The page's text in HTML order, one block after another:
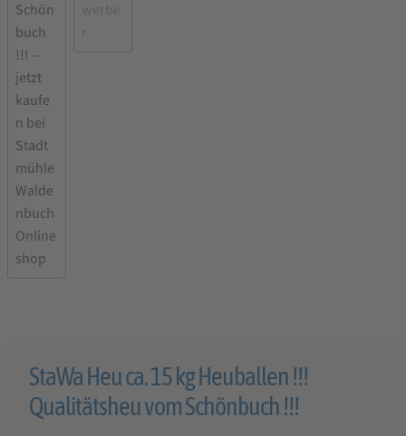
StaWa Heu ca. 15 kg Heuballen !!!
Qualitätsheu vom Schönbuch !!!